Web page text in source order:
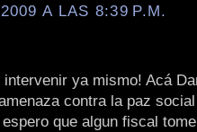
A LAS 8:39 P.M.
ya mismo! Acá
contra la paz
que algun fiscal